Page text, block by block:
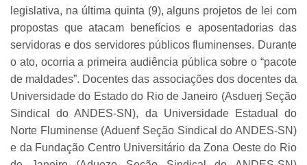
legislativa, na última quinta (9), alguns projetos de lei com
propostas que atacam benefícios e aposentadorias das
servidoras e dos servidores públicos fluminenses. Durante
o ato, ocorria a primeira audiência pública sobre o “pacote
de maldades”. Docentes das associações dos docentes da
Universidade do Estado do Rio de Janeiro (Asduerj Seção
Sindical do ANDES-SN), da Universidade Estadual do
Norte Fluminense (Aduenf Seção Sindical do ANDES-SN)
e da Fundação Centro Universitário da Zona Oeste do Rio